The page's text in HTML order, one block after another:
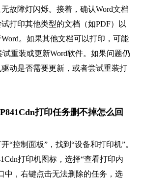
故障灯闪烁。接着，确认Word文档
打印其他类型的文档（如PDF）以
。如果其他文档可以打印，可能
试重装或更新Word软件。如果问题仍
动是否需要更新，或者尝试重装打
打印任务删不掉怎么回
“控制面板”，找到“设备和打印机”。
打印机图标，选择“查看打印内
中，右键点击无法删除的任务，选